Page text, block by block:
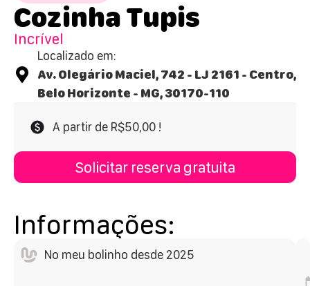
Cozinha Tupis
Incrível
Localizado em:
Av. Olegário Maciel, 742 - LJ 2161 - Centro,
Belo Horizonte - MG, 30170-110
A partir de R$50,00 !
Solicitar reserva gratuita
Informações:
No meu bolinho desde 2025